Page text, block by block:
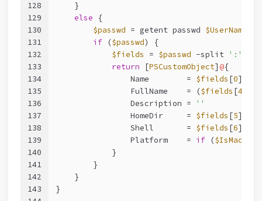
128
129
130
131
132
133
134
135
136
137
138
139
140
141
142
143
    }
else {
$passwd = getent passwd $UserName
if ($passwd) {
$fields = $passwd -split
':'
return [PSCustomObject] @{
                Name        =
$fields [0]
                FullName    = (
$fields [4
                Description =
''
                HomeDir     =
$fields [5]
                Shell       =
$fields [6]
                Platform    =
if ($IsMacOS
            }
        }
    }
}